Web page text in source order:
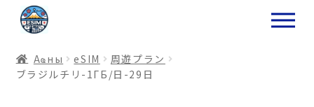
ナ
ビ
ー
シ
コ
ン
ン
ツ
Аҩны еSIM
周遊プラン
ブラジルチリ-1ГБ/日-29日